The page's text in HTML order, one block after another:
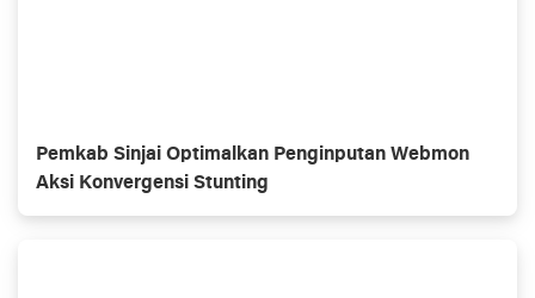
Pemkab Sinjai Optimalkan Penginputan Webmon
Aksi Konvergensi Stunting